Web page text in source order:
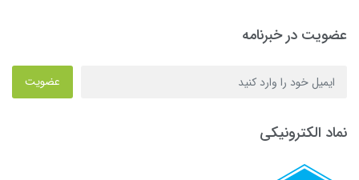
عضویت در خبرنامه
عضویت
نماد الکترونیکی